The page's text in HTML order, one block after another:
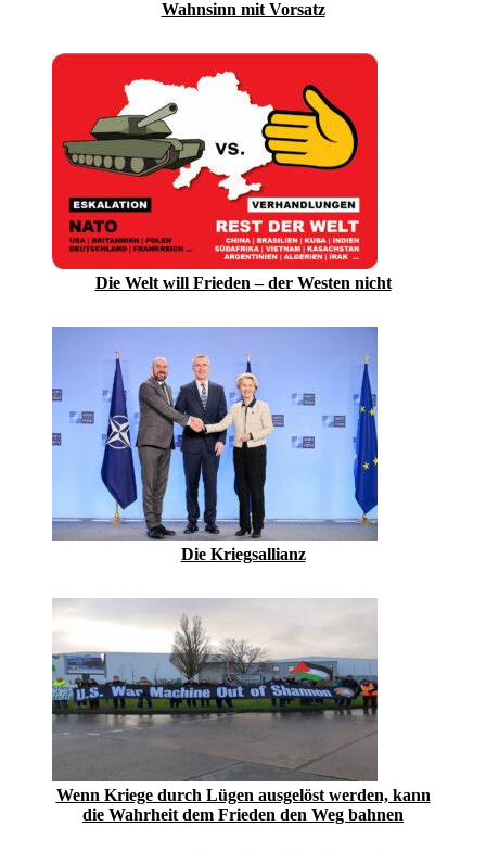
Wahnsinn mit Vorsatz
Die Welt will Frieden – der Westen nicht
Die Kriegsallianz
Wenn Kriege durch Lügen ausgelöst werden, kann
die Wahrheit dem Frieden den Weg bahnen